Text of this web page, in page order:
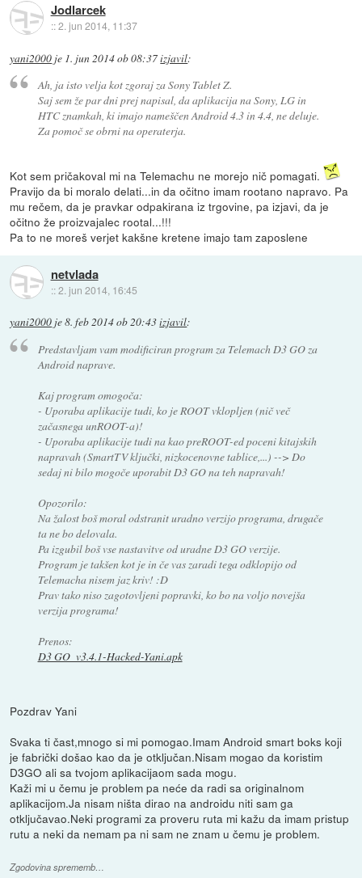
Jodlarcek
::2. jun 2014, 11:37
yani2000 je 1. jun 2014 ob 08:37izjavil:
Ah, ja isto velja kot zgoraj za Sony Tablet Z.
Saj sem že par dni prej napisal, da aplikacija na Sony, LG in
HTC znamkah, ki imajo nameščen Android 4.3 in 4.4, ne deluje.
Za pomoč se obrni na operaterja.
Kot sem pričakoval mi na Telemachu ne morejo nič pomagati.
Pravijo da bi moralo delati...in da očitno imam rootano napravo. Pa
mu rečem, da je pravkar odpakirana iz trgovine, pa izjavi, da je
očitno že proizvajalec rootal...!!!
Pa to ne moreš verjet kakšne kretene imajo tam zaposlene
netvlada
::2. jun 2014, 16:45
yani2000 je8. feb 2014 ob 20:43izjavil:
Predstavljam vam modificiran program za Telemach D3 GO za
Android naprave.
Kaj program omogoča:
- Uporaba aplikacije tudi, ko je ROOT vklopljen (nič več
začasnega unROOT-a)!
- Uporaba aplikacije tudi na kao preROOT-ed poceni kitajskih
napravah (SmartTV ključki, nizkocenovne tablice,...) --> Do
sedaj ni bilo mogoče uporabit D3 GO na teh napravah!
Opozorilo:
Na žalost boš moral odstranit uradno verzijo programa, drugače
ta ne bo delovala.
Pa izgubil boš vse nastavitve od uradne D3 GO verzije.
Program je takšen kot je in če vas zaradi tega odklopijo od
Telemacha nisem jaz kriv! :D
Prav tako niso zagotovljeni popravki, ko bo na voljo novejša
verzija programa!
Prenos:
D3 GO_v3.4.1-Hacked-Yani.apk
Pozdrav Yani
Svaka ti čast,mnogo si mi pomogao.Imam Android smart boks koji
je fabrički došao kao da je otključan.Nisam mogao da koristim
D3GO ali sa tvojom aplikacijaom sada mogu.
Kaži mi u čemu je problem pa neće da radi sa originalnom
aplikacijom.Ja nisam ništa dirao na androidu niti sam ga
otključavao.Neki programi za proveru ruta mi kažu da imam pristup
rutu a neki da nemam pa ni sam ne znam u čemu je problem.
Zgodovina sprememb…